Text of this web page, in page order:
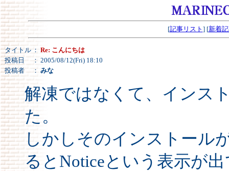
[記事リスト ] [新着
タイトル ： Re: こんにちは
投稿日
： 2005/08/12(Fri) 18:10
投稿者
： みな
解凍ではなくて、インス
た。
しかしそのインストール
るとNoticeという表示が